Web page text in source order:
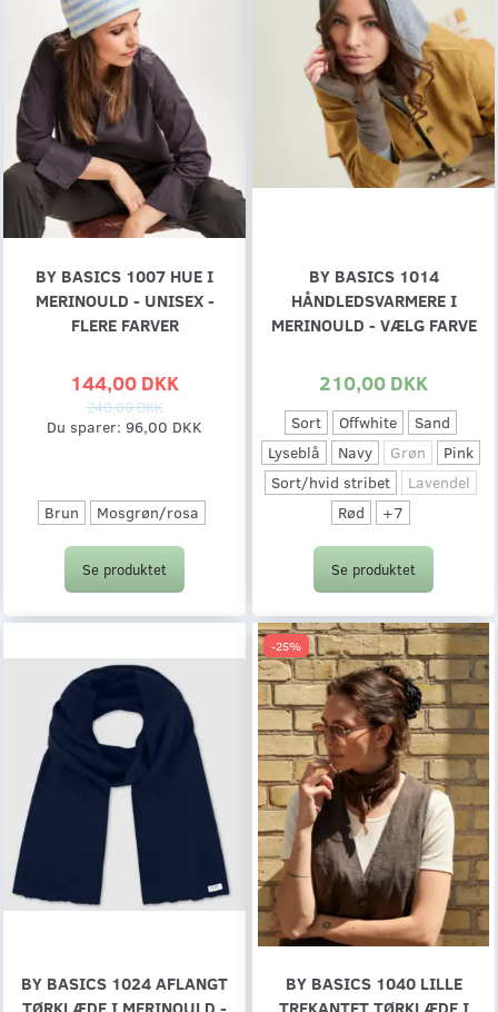
BY BASICS 1007 HUE I
MERINOULD - UNISEX -
FLERE FARVER
144,00 DKK
240,00 DKK
Du sparer: 96,00 DKK
Brun Mosgrøn/rosa
Se produktet
BY BASICS 1014
HÅNDLEDSVARMERE I
MERINOULD - VÆLG FARVE
210,00 DKK
Sort Offwhite
Sand
Lyseblå
Navy Grøn
Pink
Sort/hvid stribet
Lavendel
Rød
+7
Se produktet
BY BASICS 1024 AFLANGT
TØRKLÆDE I MERINOULD -
-25%
BY BASICS 1040 LILLE
TREKANTET TØRKLÆDE I